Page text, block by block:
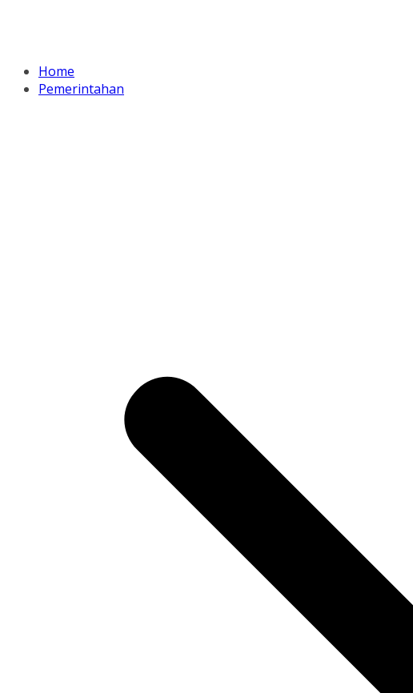
Home
Pemerintahan